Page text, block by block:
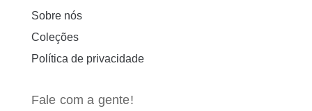
Sobre nós
Coleções
Política de privacidade
Fale com a gente!